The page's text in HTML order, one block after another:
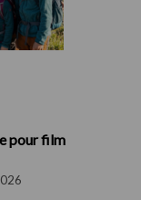
pour film